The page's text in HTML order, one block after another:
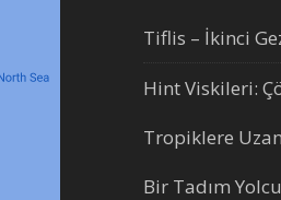
Tiflis – İkinci
Hint Viskileri:
Tropiklere
Bir Tadım